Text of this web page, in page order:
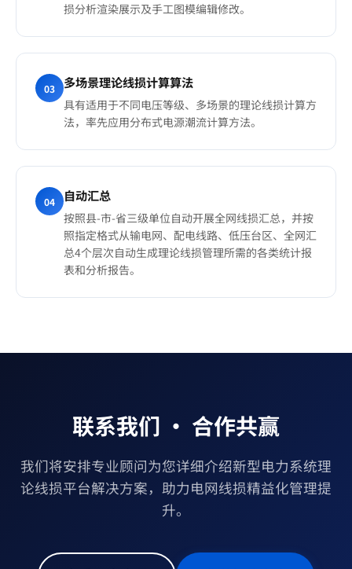
损分析渲染展示及手工图模编辑修改。
03 多场景理论线损计算算法
具有适用于不同电压等级、多场景的理论线损计算方
法，率先应用分布式电源潮流计算方法。
04 自动汇总
按照县-市-省三级单位自动开展全网线损汇总，并按
照指定格式从输电网、配电线路、低压台区、全网汇
总4个层次自动生成理论线损管理所需的各类统计报
表和分析报告。
联系我们 · 合作共赢
我们将安排专业顾问为您详细介绍新型电力系统理
论线损平台解决方案，助力电网线损精益化管理提
升。